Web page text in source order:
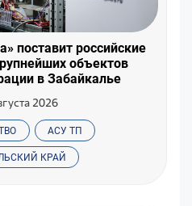
поставит российские
объектов
в Забайкалье
2026
АСУ ТП
КРАЙ